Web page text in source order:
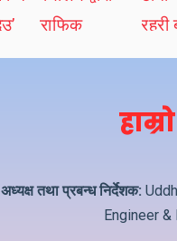
अध्यक्ष तथा प्रबन्ध निर्देशक:
Engineer &